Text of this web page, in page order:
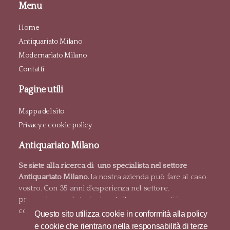
Questo sito utilizza cookie in conformità alla policy
e cookie che rientrano nella responsabilità di terze
Menu
Home
Antiquariato Milano
Modernariato Milano
Contatti
Pagine utili
Mappa del sito
Privacy e cookie policy
Antiquariato Milano
Se siete alla ricerca di uno specialista nel settore
Antiquariato Milano.la nostra azienda può fare al caso
vostro. Con 35 anni d'esperienza nel settore,
proponiamo valutazioni gratuite e pagamenti in
contanti.